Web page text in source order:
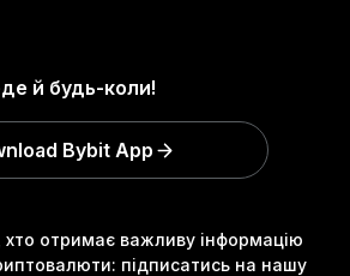
отримає важливу інформацію
підписатись на нашу
й будь-коли!
Bybit App